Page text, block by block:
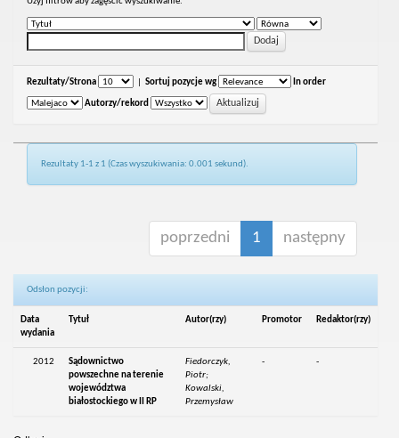
Rezultaty/Strona Sortuj pozycje wg In order
Autorzy/rekord
Rezultaty 1-1 z 1 (Czas wyszukiwania: 0.001 sekund).
poprzedni 1 następny
Odsłon pozycji:
Data
wydania
Tytuł Autor(rzy) Promotor Redaktor(rzy)
2012
Sądownictwo
powszechne na terenie
województwa
białostockiego w II RP
Fiedorczyk,
Piotr;
Kowalski,
Przemysław
- -